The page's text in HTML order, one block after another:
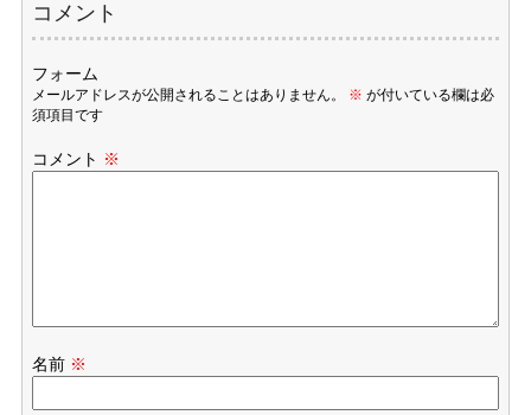
コメント
フォーム
メールアドレスが公開されることはありません。 ※ が付いている欄は必
須項目です
コメント ※
名前 ※